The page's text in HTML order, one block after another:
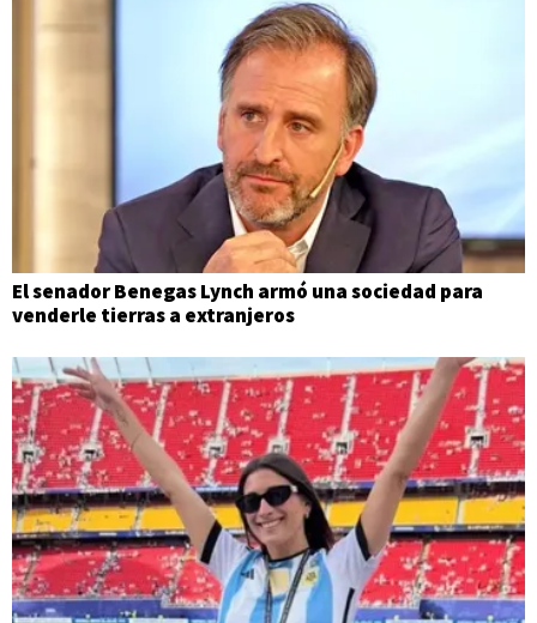
El senador Benegas Lynch armó una sociedad para
venderle tierras a extranjeros